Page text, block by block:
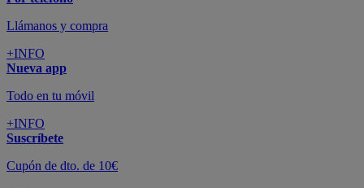
¡Encuentra la tuya!
+INFO
Tu cuenta
Promociones exclusivas
+INFO
El blog
Busca tu inspiración
+INFO